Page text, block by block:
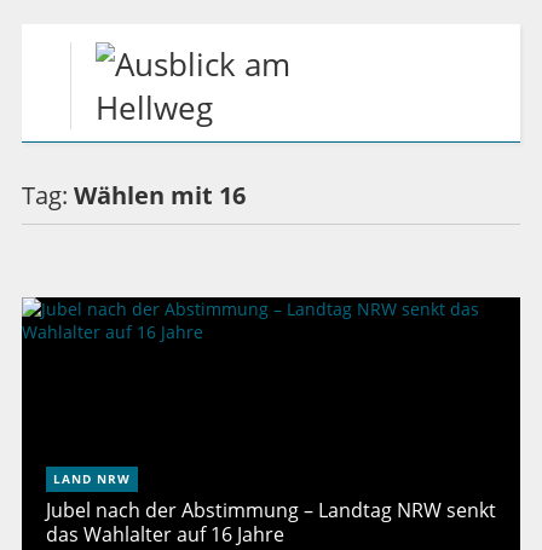
Tag: Wählen mit 16
LAND NRW
Jubel nach der Abstimmung – Landtag NRW senkt
das Wahlalter auf 16 Jahre